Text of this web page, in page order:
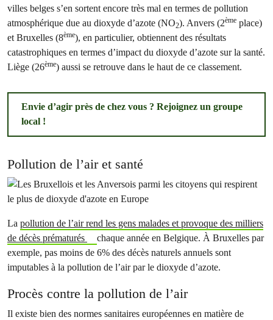
villes belges s’en sortent encore très mal en termes de pollution
atmosphérique due au dioxyde d’azote (NO2). Anvers (2ème place)
et Bruxelles (8ème), en particulier, obtiennent des résultats
catastrophiques en termes d’impact du dioxyde d’azote sur la santé.
Liège (26ème) aussi se retrouve dans le haut de ce classement.
Envie d’agir près de chez vous ? Rejoignez un groupe
local !
Pollution de l’air et santé
La pollution de l’air rend les gens malades et provoque des milliers
de décès prématurés
chaque année en Belgique. À Bruxelles par
exemple, pas moins de 6% des décès naturels annuels sont
imputables à la pollution de l’air par le dioxyde d’azote.
Procès contre la pollution de l’air
Il existe bien des normes sanitaires européennes en matière de